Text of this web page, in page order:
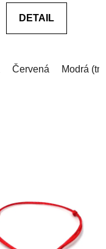
z
DETAIL
Červená Modrá